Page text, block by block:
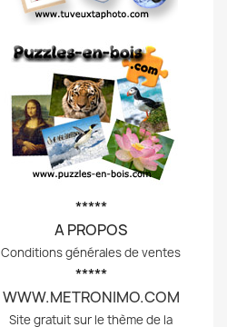
*****
A PROPOS
Conditions générales de ventes
*****
WWW.METRONIMO.COM
Site gratuit sur le thème de la